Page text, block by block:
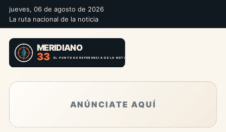
jueves, 06 de agosto de 2026
La ruta nacional de la noticia
ANÚNCIATE AQUÍ